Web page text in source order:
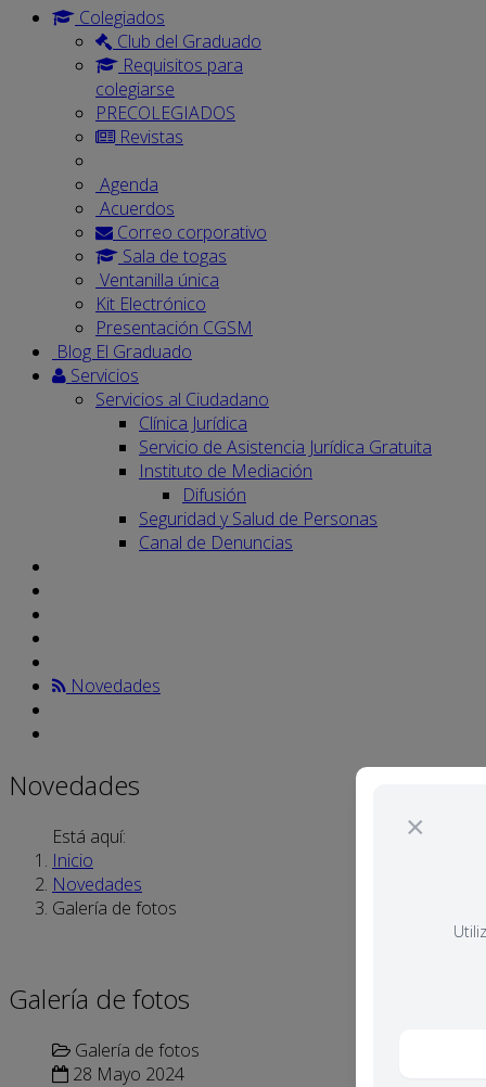
Colegiados
Club del Graduado
Requisitos para
colegiarse
PRECOLEGIADOS
Revistas
Agenda
Acuerdos
Correo corporativo
Sala de togas
Ventanilla única
Kit Electrónico
Presentación CGSM
Blog El Graduado
Servicios
Servicios al Ciudadano
Clínica Jurídica
Servicio de Asistencia Jurídica Gratuita
Instituto de Mediación
Difusión
Seguridad y Salud de Personas
Canal de Denuncias
Novedades
Novedades
Está aquí:
Inicio
Novedades
Galería de fotos
Galería de fotos
Galería de fotos
28 Mayo 2024
×